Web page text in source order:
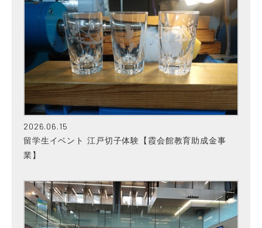
2026.06.15
留学生イベント 江戸切子体験【霞会館教育助成金事
業】